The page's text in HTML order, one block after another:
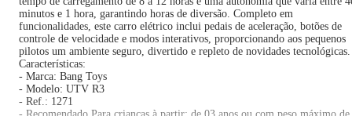
minutos e 1 hora, garantindo horas de diversão. Completo em
funcionalidades, este carro elétrico inclui pedais de aceleração, botões de
controle de velocidade e modos interativos, proporcionando aos pequenos
pilotos um ambiente seguro, divertido e repleto de novidades tecnológicas.
Características:
- Marca: Bang Toys
- Modelo: UTV R3
- Ref.: 1271